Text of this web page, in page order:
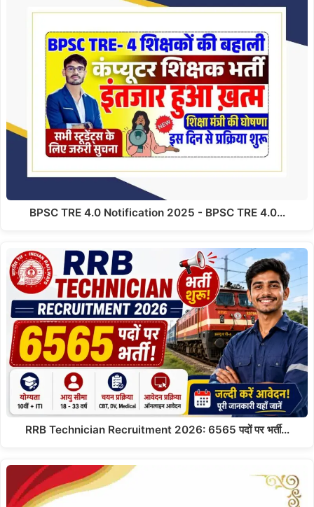
BPSC TRE 4.0 Notification 2025 - BPSC TRE 4.0…
RRB Technician Recruitment 2026: 6565 पदों पर भर्ती…